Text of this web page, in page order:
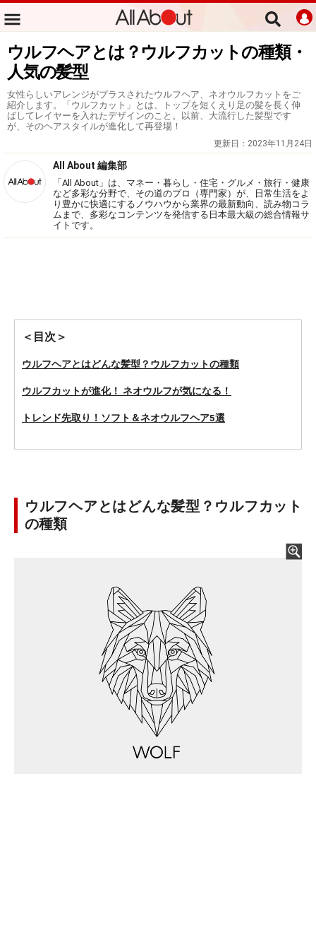
ウルフヘアとは？ウルフカットの種類・
人気の髪型
女性らしいアレンジがプラスされたウルフヘア、ネオウルフカットをご
紹介します。「ウルフカット」とは、トップを短くえり足の髪を長く伸
ばしてレイヤーを入れたデザインのこと。以前、大流行した髪型です
が、そのヘアスタイルが進化して再登場！
更新日： 2023年11月24日
All About 編集部
「All About」は、マネー・暮らし・住宅・グルメ・旅行・健康
など多彩な分野で、その道のプロ（専門家）が、日常生活をよ
り豊かに快適にするノウハウから業界の最新動向、読み物コラ
ムまで、多彩なコンテンツを発信する日本最大級の総合情報サ
イトです。
＜目次＞
ウルフヘアとはどんな髪型？ウルフカットの種類
ウルフカットが進化！ ネオウルフが気になる！
トレンド先取り！ソフト＆ネオウルフヘア5選
ウルフヘアとはどんな髪型？ウルフカット
の種類